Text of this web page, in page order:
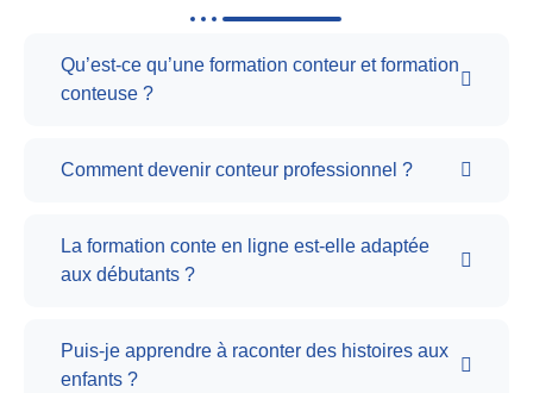
Qu’est-ce qu’une formation conteur et formation
conteuse ?
Comment devenir conteur professionnel ?
La formation conte en ligne est-elle adaptée
aux débutants ?
Puis-je apprendre à raconter des histoires aux
enfants ?